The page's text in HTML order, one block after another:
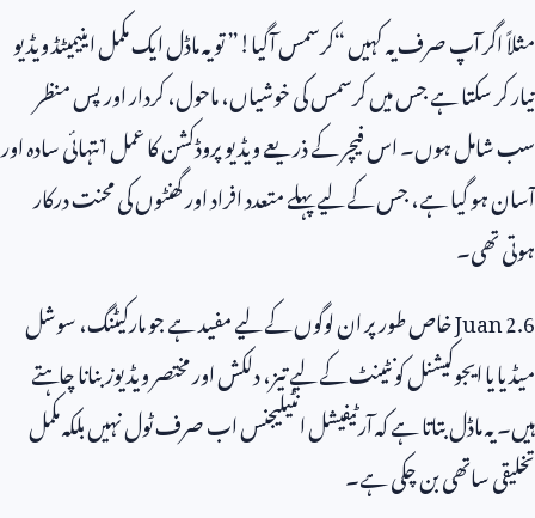
مثلاً اگر آپ صرف یہ کہیں “کرسمس آگیا!” تو یہ ماڈل ایک مکمل اینیمیٹڈ ویڈیو
تیار کر سکتا ہے جس میں کرسمس کی خوشیاں، ماحول، کردار اور پس منظر
سب شامل ہوں۔ اس فیچر کے ذریعے ویڈیو پروڈکشن کا عمل انتہائی سادہ اور
آسان ہو گیا ہے، جس کے لیے پہلے متعدد افراد اور گھنٹوں کی محنت درکار
ہوتی تھی۔
Juan 2.6خاص طور پر ان لوگوں کے لیے مفید ہے جو مارکیٹنگ، سوشل
میڈیا یا ایجوکیشنل کونٹینٹ کے لیے تیز، دلکش اور مختصر ویڈیوز بنانا چاہتے
ہیں۔ یہ ماڈل بتاتا ہے کہ آرٹیفیشل انٹیلیجنس اب صرف ٹول نہیں بلکہ مکمل
تخلیقی ساتھی بن چکی ہے۔